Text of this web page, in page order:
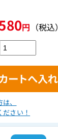
円 （税込）
、
さい！